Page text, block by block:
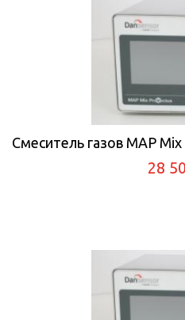
Смеситель газов MAP
28